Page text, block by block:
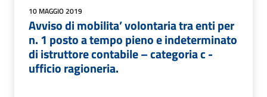
10 MAGGIO 2019
Avviso di mobilita’ volontaria tra enti per
n. 1 posto a tempo pieno e indeterminato
di istruttore contabile – categoria c -
ufficio ragioneria.